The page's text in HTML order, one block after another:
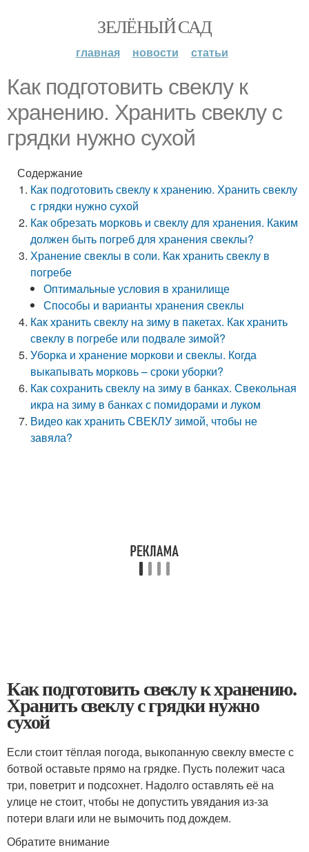
ЗЕЛЁНЫЙ САД
главная новости статьи
Как подготовить свеклу к
хранению. Хранить свеклу с
грядки нужно сухой
Содержание
Как подготовить свеклу к хранению. Хранить свеклу
с грядки нужно сухой
Как обрезать морковь и свеклу для хранения. Каким
должен быть погреб для хранения свеклы?
Хранение свеклы в соли. Как хранить свеклу в
погребе
Оптимальные условия в хранилище
Способы и варианты хранения свеклы
Как хранить свеклу на зиму в пакетах. Как хранить
свеклу в погребе или подвале зимой?
Уборка и хранение моркови и свеклы. Когда
выкапывать морковь – сроки уборки?
Как сохранить свеклу на зиму в банках. Свекольная
икра на зиму в банках с помидорами и луком
Видео как хранить СВЕКЛУ зимой, чтобы не
завяла?
Как подготовить свеклу к хранению.
Хранить свеклу с грядки нужно
сухой
Если стоит тёплая погода, выкопанную свеклу вместе с
ботвой оставьте прямо на грядке. Пусть полежит часа
три, поветрит и подсохнет. Надолго оставлять её на
улице не стоит, чтобы не допустить увядания из-за
потери влаги или не вымочить под дождем.
Обратите внимание